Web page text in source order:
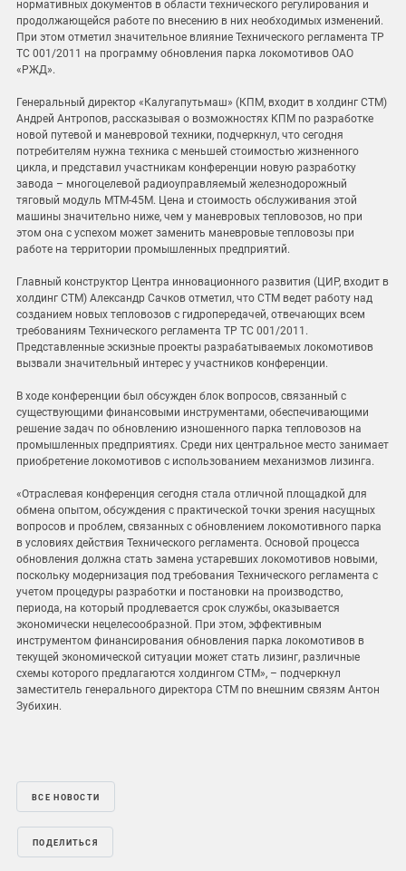
нормативных документов в области технического регулирования и
продолжающейся работе по внесению в них необходимых изменений.
При этом отметил значительное влияние Технического регламента ТР
ТС 001/2011 на программу обновления парка локомотивов ОАО
«РЖД».
Генеральный директор «Калугапутьмаш» (КПМ, входит в холдинг СТМ)
Андрей Антропов, рассказывая о возможностях КПМ по разработке
новой путевой и маневровой техники, подчеркнул, что сегодня
потребителям нужна техника с меньшей стоимостью жизненного
цикла, и представил участникам конференции новую разработку
завода – многоцелевой радиоуправляемый железнодорожный
тяговый модуль МТМ-45М. Цена и стоимость обслуживания этой
машины значительно ниже, чем у маневровых тепловозов, но при
этом она с успехом может заменить маневровые тепловозы при
работе на территории промышленных предприятий.
Главный конструктор Центра инновационного развития (ЦИР, входит в
холдинг СТМ) Александр Сачков отметил, что СТМ ведет работу над
созданием новых тепловозов с гидропередачей, отвечающих всем
требованиям Технического регламента ТР ТС 001/2011.
Представленные эскизные проекты разрабатываемых локомотивов
вызвали значительный интерес у участников конференции.
В ходе конференции был обсужден блок вопросов, связанный с
существующими финансовыми инструментами, обеспечивающими
решение задач по обновлению изношенного парка тепловозов на
промышленных предприятиях. Среди них центральное место занимает
приобретение локомотивов с использованием механизмов лизинга.
«Отраслевая конференция сегодня стала отличной площадкой для
обмена опытом, обсуждения с практической точки зрения насущных
вопросов и проблем, связанных с обновлением локомотивного парка
в условиях действия Технического регламента. Основой процесса
обновления должна стать замена устаревших локомотивов новыми,
поскольку модернизация под требования Технического регламента с
учетом процедуры разработки и постановки на производство,
периода, на который продлевается срок службы, оказывается
экономически нецелесообразной. При этом, эффективным
инструментом финансирования обновления парка локомотивов в
текущей экономической ситуации может стать лизинг, различные
схемы которого предлагаются холдингом СТМ», – подчеркнул
заместитель генерального директора СТМ по внешним связям Антон
Зубихин.
ВСЕ НОВОСТИ
ПОДЕЛИТЬСЯ